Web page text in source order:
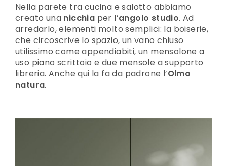
Nella parete tra cucina e salotto abbiamo
creato una nicchia per l’angolo studio. Ad
arredarlo, elementi molto semplici: la boiserie,
che circoscrive lo spazio, un vano chiuso
utilissimo come appendiabiti, un mensolone a
uso piano scrittoio e due mensole a supporto
libreria. Anche qui la fa da padrone l’Olmo
natura.